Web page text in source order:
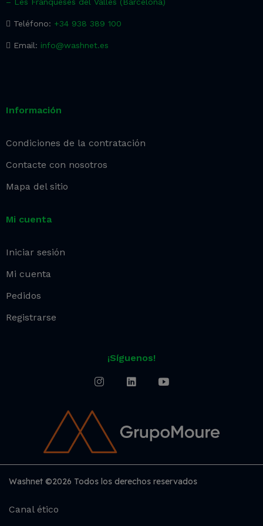
Teléfono: +34 938 389 100
Email: info@washnet.es
Información
Condiciones de la contratación
Contacte con nosotros
Mapa del sitio
Mi cuenta
Iniciar sesión
Mi cuenta
Pedidos
Registrarse
¡Síguenos!
Washnet ©2026 Todos los derechos reservados
Canal ético